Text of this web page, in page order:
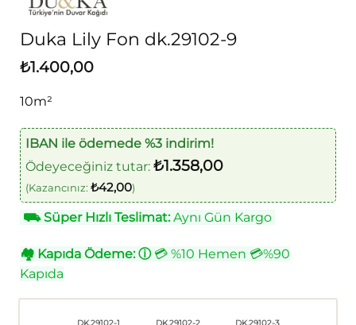
Duka Lily Fon dk.29102-9
₺1.400,00
10m²
IBAN ile ödemede %3 indirim!
Ödeyeceğiniz tutar: ₺1.358,00
(Kazancınız: ₺42,00)
⛟Süper Hızlı Teslimat:Aynı Gün Kargo
🏘 Kapıda Ödeme: ⓘ💳 %10 Hemen 💳%90
Kapıda